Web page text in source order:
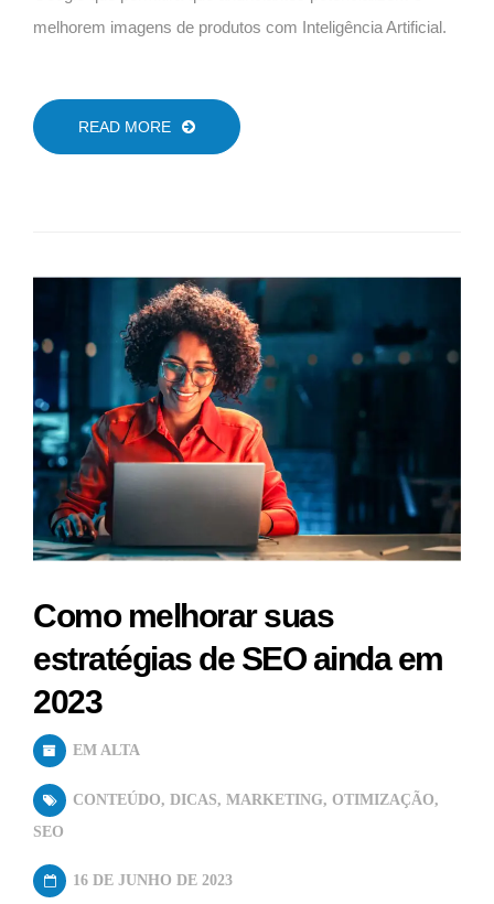
melhorem imagens de produtos com Inteligência Artificial.
READ MORE
Como melhorar suas
estratégias de SEO ainda em
2023
EM ALTA
CONTEÚDO, DICAS, MARKETING, OTIMIZAÇÃO,
SEO
16 DE JUNHO DE 2023